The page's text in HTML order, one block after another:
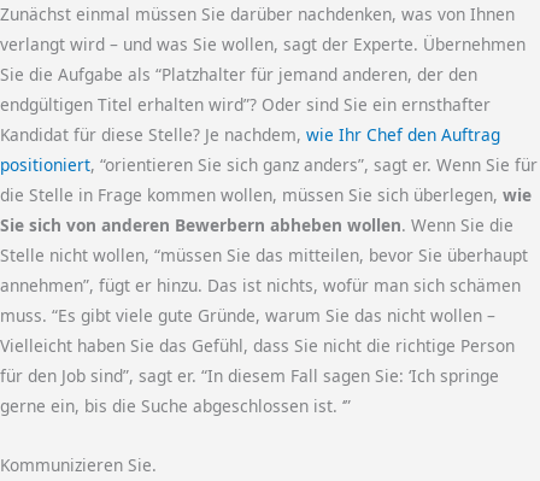
Zunächst einmal müssen Sie darüber nachdenken, was von Ihnen
verlangt wird – und was Sie wollen, sagt der Experte. Übernehmen
Sie die Aufgabe als “Platzhalter für jemand anderen, der den
endgültigen Titel erhalten wird”? Oder sind Sie ein ernsthafter
Kandidat für diese Stelle? Je nachdem, wie Ihr Chef den Auftrag
positioniert, “orientieren Sie sich ganz anders”, sagt er. Wenn Sie für
die Stelle in Frage kommen wollen, müssen Sie sich überlegen, wie
Sie sich von anderen Bewerbern abheben wollen. Wenn Sie die
Stelle nicht wollen, “müssen Sie das mitteilen, bevor Sie überhaupt
annehmen”, fügt er hinzu. Das ist nichts, wofür man sich schämen
muss. “Es gibt viele gute Gründe, warum Sie das nicht wollen –
Vielleicht haben Sie das Gefühl, dass Sie nicht die richtige Person
für den Job sind”, sagt er. “In diesem Fall sagen Sie: ‘Ich springe
gerne ein, bis die Suche abgeschlossen ist. ‘”
Kommunizieren Sie.